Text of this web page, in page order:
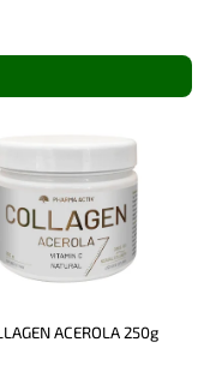
ACEROLA 250g